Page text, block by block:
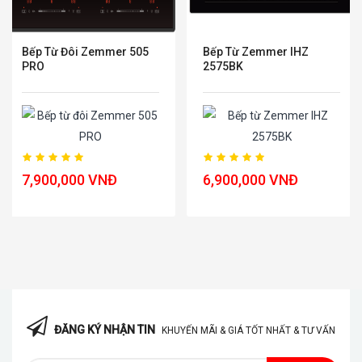
Bếp Từ Đôi Zemmer 505
PRO
7,900,000 VNĐ
Bếp Từ Zemmer IHZ
2575BK
6,900,000 VNĐ
ĐĂNG KÝ NHẬN TIN KHUYẾN MÃI & GIÁ TỐT NHẤT & TƯ VẤN